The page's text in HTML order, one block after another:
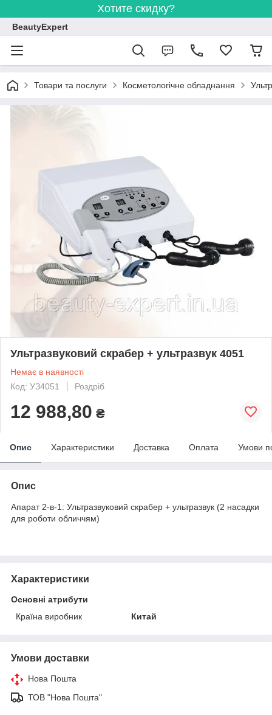
Хотите скидку?
BeautyExpert
Товари та послуги Косметологічне обладнання
Ультразвуковий скрабер + ультразвук 4051
Немає в наявності
Код: УЗ4051
Роздріб
12 988,80 ₴
Опис Характеристики Доставка Оплата Умови
Опис
Апарат 2-в-1: Ультразвуковий скрабер + ультразвук (2 насадки
для роботи обличчям)
Характеристики
Основні атрибути
Країна виробник
Китай
Умови доставки
Нова Пошта
ТОВ "Нова Пошта"